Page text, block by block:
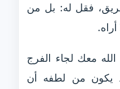
فقل له: بل من
أراه.
معك لجاء الفرج
يكون من لطفه أن